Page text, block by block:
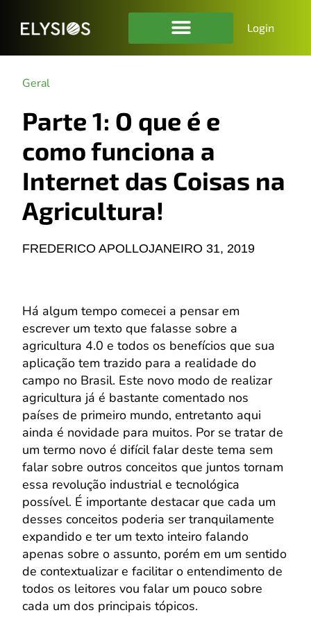
Login
Geral
Parte 1: O que é e
como funciona a
Internet das Coisas na
Agricultura!
FREDERICO APOLLOJANEIRO 31, 2019
Há algum tempo comecei a pensar em
escrever um texto que falasse sobre a
agricultura 4.0 e todos os benefícios que sua
aplicação tem trazido para a realidade do
campo no Brasil. Este novo modo de realizar
agricultura já é bastante comentado nos
países de primeiro mundo, entretanto aqui
ainda é novidade para muitos. Por se tratar de
um termo novo é difícil falar deste tema sem
falar sobre outros conceitos que juntos tornam
essa revolução industrial e tecnológica
possível. É importante destacar que cada um
desses conceitos poderia ser tranquilamente
expandido e ter um texto inteiro falando
apenas sobre o assunto, porém em um sentido
de contextualizar e facilitar o entendimento de
todos os leitores vou falar um pouco sobre
cada um dos principais tópicos.